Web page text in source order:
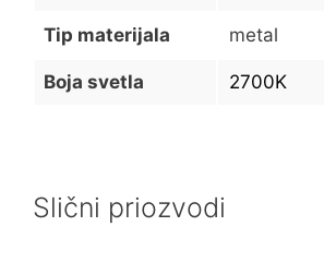
Tip materijala metal
Boja svetla 2700K
Slični priozvodi